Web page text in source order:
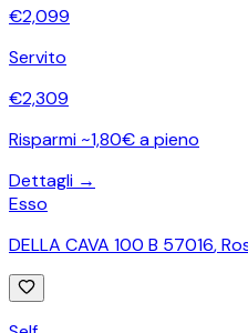
€2,099
Servito
€2,309
Risparmi ~1,80€ a pieno
Dettagli →
Esso
DELLA CAVA 100 B 57016,